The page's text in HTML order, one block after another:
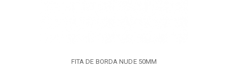
FITA DE BORDA NUDE 50MM